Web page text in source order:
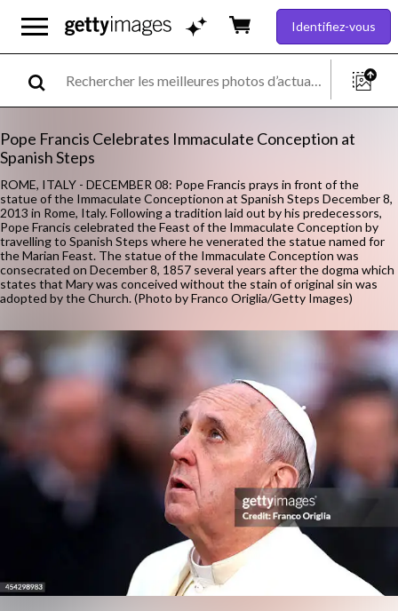
Identifiez-vous
Pope Francis Celebrates Immaculate Conception at
Spanish Steps
ROME, ITALY - DECEMBER 08: Pope Francis prays in front of the
statue of the Immaculate Conceptionon at Spanish Steps December 8,
2013 in Rome, Italy. Following a tradition laid out by his predecessors,
Pope Francis celebrated the Feast of the Immaculate Conception by
travelling to Spanish Steps where he venerated the statue named for
the Marian Feast. The statue of the Immaculate Conception was
consecrated on December 8, 1857 several years after the dogma which
states that Mary was conceived without the stain of original sin was
adopted by the Church. (Photo by Franco Origlia/Getty Images)